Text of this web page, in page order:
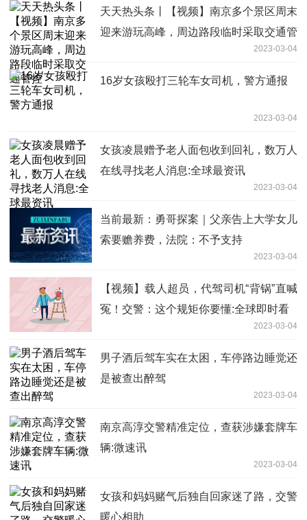
天天热头条丨【视频】南京多个景区周末
迎来游玩高峰，周边路段临时采取交通管
2023-03-04
16岁女孩殴打三轮车女司机，警方通报
2023-03-04
女孩凌晨赠予老人面包收到回礼，数万人
在线寻找老人消息:全球最资讯
2023-03-04
当前最新：勇哥探案｜父亲告上大学女儿
索要赡养费，法院：不予支持
2023-03-04
【视频】载人超员，代驾司机“背锅”直喊
冤！交警：这个规矩你要懂:全球即时看
2023-03-04
男子酒后驾车实在太困，车停路边睡觉还
是被查出醉驾
2023-03-04
南京高淳交警精准定位，查获涉嫌套牌车
辆:微速讯
2023-03-04
女孩和妈妈赌气后独自回家迷了路，交警
暖心相助